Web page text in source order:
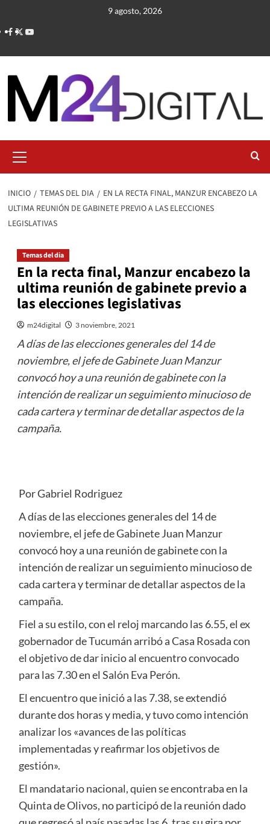
contenido
9 agosto, 2026
primario
INICIO TEMAS DEL DIA
EN LA RECTA FINAL, MANZUR ENCABEZO LA
ULTIMA REUNIÓN DE GABINETE PREVIO A LAS ELECCIONES
LEGISLATIVAS
Temas del dia
En la recta final, Manzur encabezo la
ultima reunión de gabinete previo a
las elecciones legislativas
m24digital 3 noviembre, 2021
A días de las elecciones generales del 14 de
noviembre, el jefe de Gabinete Juan Manzur
convocó hoy a una reunión de gabinete con la
intención de realizar un seguimiento minucioso de
cada cartera y terminar de detallar aspectos de la
campaña.
Por Gabriel Rodriguez
A días de las elecciones generales del 14 de
noviembre, el jefe de Gabinete Juan Manzur
convocó hoy a una reunión de gabinete con la
intención de realizar un seguimiento minucioso de
cada cartera y terminar de detallar aspectos de la
campaña.
Fiel a su estilo, con el reloj marcando las 6.55, el ex
gobernador de Tucumán arribó a Casa Rosada con
el objetivo de dar inicio al encuentro convocado
para las 7.30 en el Salón Eva Perón.
El encuentro que inició a las 7.38, se extendió
durante dos horas y media, y tuvo como intención
analizar los «avances de las políticas
implementadas y reafirmar los objetivos de
gestión».
El mandatario nacional, quien se encontraba en la
Quinta de Olivos, no participó de la reunión dado